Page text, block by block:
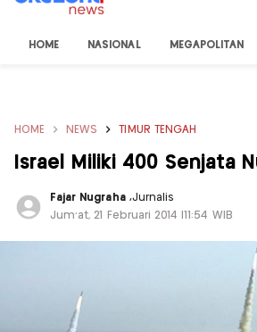
HOME NASIONAL MEGAPOLITAN
HOME NEWS TIMUR TENGAH
Israel Miliki 400 Senjata
Fajar Nugraha ,Jurnalis
Jum'at, 21 Februari 2014 |11:54 WIB